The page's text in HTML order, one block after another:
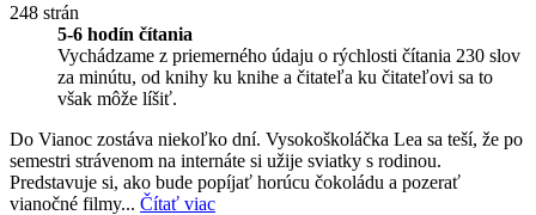
248 strán
5-6 hodín čítania
Vychádzame z priemerného údaju o rýchlosti čítania 230 slov
za minútu, od knihy ku knihe a čitateľa ku čitateľovi sa to
však môže líšiť.
Do Vianoc zostáva niekoľko dní. Vysokoškoláčka Lea sa teší, že po
semestri strávenom na internáte si užije sviatky s rodinou.
Predstavuje si, ako bude popíjať horúcu čokoládu a pozerať
vianočné filmy... Čítať viac